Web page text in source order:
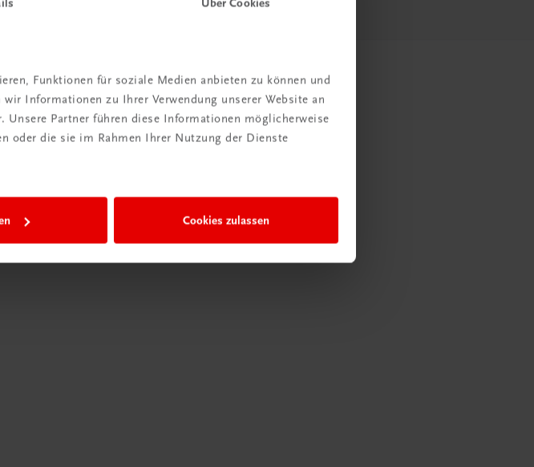
Funktionen für soziale Medien anbieten zu können und
Informationen zu Ihrer Verwendung unserer Website an
Unsere Partner führen diese Informationen möglicherweise
oder die sie im Rahmen Ihrer Nutzung der Dienste
Cookies zulassen